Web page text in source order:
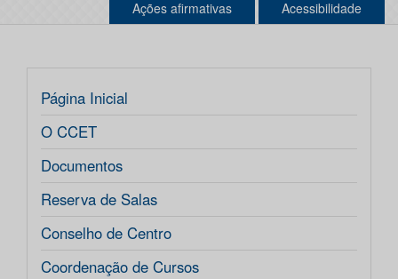
Ações afirmativas Acessibilidade
Página Inicial
O CCET
Documentos
Reserva de Salas
Conselho de Centro
Coordenação de Cursos